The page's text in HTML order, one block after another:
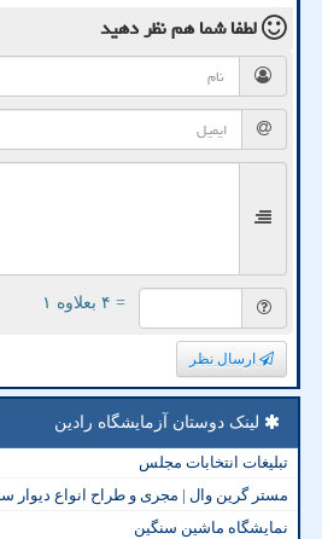
لطفا شما همنظر دهید
= ۴ بعلاوه ۱
ارسال نظر
لینک دوستان آزمایشگاه رادین
تبلیغات انتخابات مجلس
مستر گرین وال | مجری و طراح انواع دیوار
نمایشگاه ماشین سنگین